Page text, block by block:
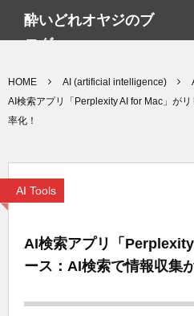
酔いどれオヤジのブ
ログwp
HOME AI (artificial intelligence)
AI検索アプリ「Perplexity AI for Mac」が
率化！
AI Tools
AI検索アプリ「
ース：AI検索で情報収集